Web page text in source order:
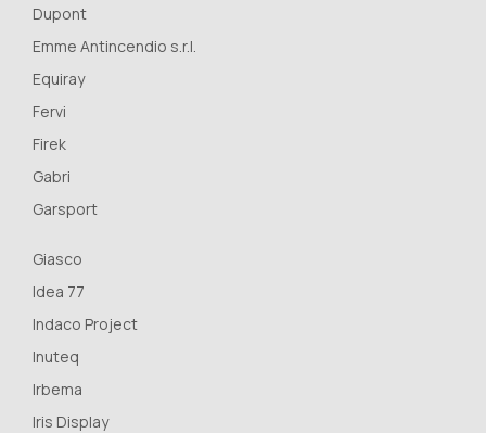
Dupont
Emme Antincendio s.r.l.
Equiray
Fervi
Firek
Gabri
Garsport
Giasco
Idea 77
Indaco Project
Inuteq
Irbema
Iris Display